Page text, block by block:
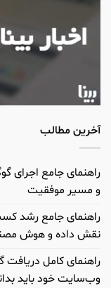
آخرین مطالب
راهنمای جامع اجرای
و مسیر موفقیت
راهنمای جامع رشد
نقش داده و هوش
وب‌سایت خود باید